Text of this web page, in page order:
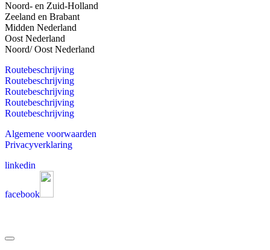
Noord- en Zuid-Holland
Zeeland en Brabant
Midden Nederland
Oost Nederland
Noord/ Oost Nederland
Routebeschrijving
Routebeschrijving
Routebeschrijving
Routebeschrijving
Routebeschrijving
Algemene voorwaarden
Privacyverklaring
linkedin
facebook